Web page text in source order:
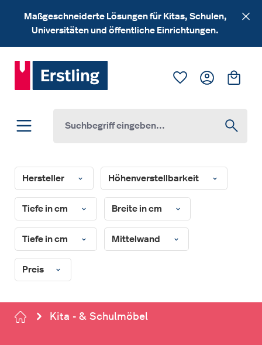
Zum Hauptinhalt springen
Maßgeschneiderte Lösungen für Kitas, Schulen,
Universitäten und öffentliche Einrichtungen.
Du hast 0
Hersteller Höhenverstellbarkeit
Tiefe in cm Breite in cm
Tiefe in cm Mittelwand
Preis
Kita - & Schulmöbel